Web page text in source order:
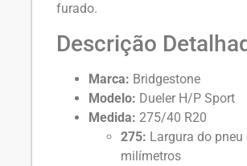
furado.
Descrição
Marca: Bridgestone
Modelo: Dueler H/P Sport
Medida: 275/40 R20
275: Largura do pneu
milímetros